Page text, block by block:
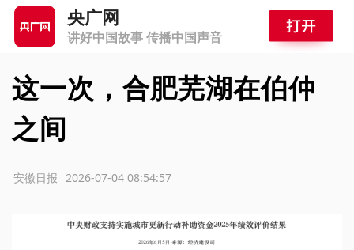
央广网
讲好中国故事 传播中国声音
这一次，合肥芜湖在伯仲
之间
2026-07-04 08:54:57
安徽日报